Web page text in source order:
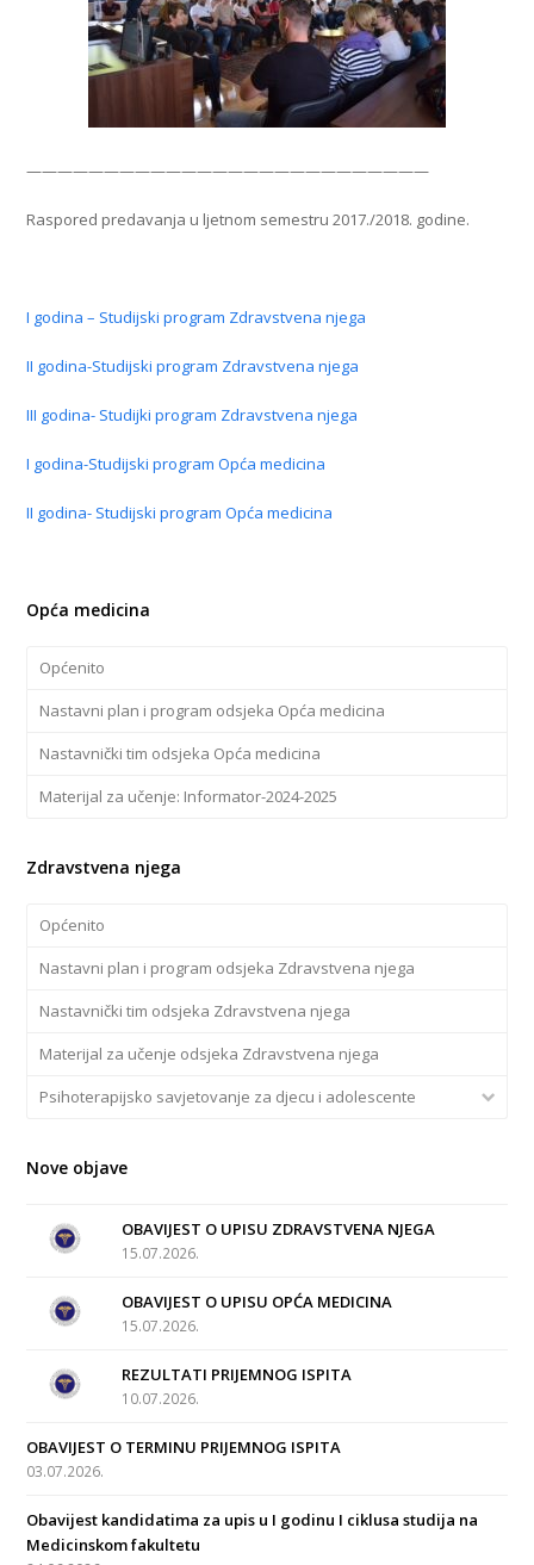
——————————————————————————
Raspored predavanja u ljetnom semestru 2017./2018. godine.
I godina – Studijski program Zdravstvena njega
II godina-Studijski program Zdravstvena njega
III godina- Studijki program Zdravstvena njega
I godina-Studijski program Opća medicina
II godina- Studijski program Opća medicina
Opća medicina
Općenito
Nastavni plan i program odsjeka Opća medicina
Nastavnički tim odsjeka Opća medicina
Materijal za učenje: Informator-2024-2025
Zdravstvena njega
Općenito
Nastavni plan i program odsjeka Zdravstvena njega
Nastavnički tim odsjeka Zdravstvena njega
Materijal za učenje odsjeka Zdravstvena njega
Psihoterapijsko savjetovanje za djecu i adolescente
Nove objave
OBAVIJEST O UPISU ZDRAVSTVENA NJEGA
15.07.2026.
OBAVIJEST O UPISU OPĆA MEDICINA
15.07.2026.
REZULTATI PRIJEMNOG ISPITA
10.07.2026.
OBAVIJEST O TERMINU PRIJEMNOG ISPITA
03.07.2026.
Obavijest kandidatima za upis u I godinu I ciklusa studija na
Medicinskom fakultetu